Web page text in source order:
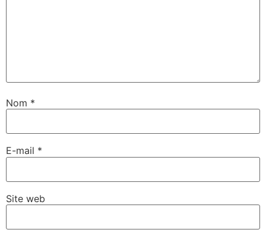
Nom *
E-mail *
Site web